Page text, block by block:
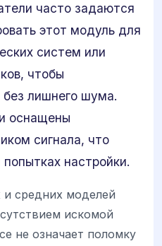
часто задаются
этот модуль для
систем или
чтобы
лишнего шума.
оснащены
сигнала, что
настройки.
средних моделей
искомой
не означает поломку